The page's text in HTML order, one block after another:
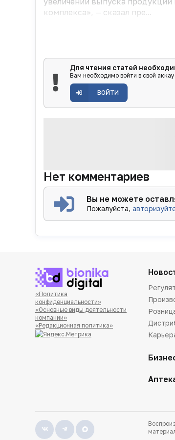
комплекса», — сказал пре...
Для чтения статей
Вам необходимо войти в свой
ВОЙТИ
Нет комментариев
Вы не можете
Пожалуйста,
«Политика
конфиденциальности»
«Основные виды деятельности
компании»
«Редакционная политика»